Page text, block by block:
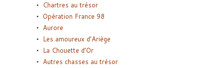
Chartres au trésor
Opération France 98
Aurore
Les amoureux d’Ariège
La Chouette d’Or
Autres chasses au trésor